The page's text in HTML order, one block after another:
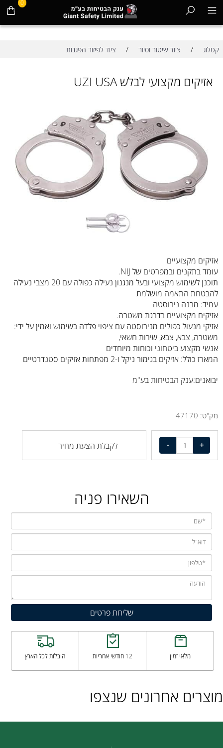
0
קטלוג / ציוד שיטור וסיור / ציוד לפיזור הפגנות
אזיקים מקצועי לבלש UZI USA
אזיקים מקצועיים
עומד בתקנים ובמפרטים של NIJ.
תוכנן לשימוש מקצועי ובעל מנגנון נעילה כפולה עם 20 מצבי נעילה
להבטחת התאמה מושלמת
עמיד: מבנה נירוסטה
אזיקים מקצועיים בדרגת משטרה.
אזיקי מנעול כפולים מנירוסטה עם ציפוי פלדה בשימוש ואמין על ידי:
משטרה, צבא, צבא, שירות חשאי,
אנשי מקצוע ביטחוני וכוחות מיוחדים
המארז כולל: אזיקים בגימור ניקל ו-2 מפתחות אזיקים סטנדרטיים
יבואנים:ענק הבטיחות בע"מ
מק"ט: 47170
לקבלת הצעת מחיר
השאירו פניה
מלאי זמין 12 חודשי אחריות הובלות לכל הארץ
מוצרים אחרונים שנצפו